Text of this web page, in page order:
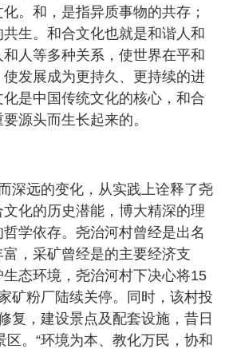
。和，是指异质事物的共存；
生。和合文化也就是和谐人和
人等多种关系，使世界在平和
发展成为更持久、更持续的进
是中国传统文化的核心，和合
源头而生长起来的。
深远的变化，从实践上诠释了尧
化的历史潜能，博大精深的理
学依存。尧治河村曾经是出名
，采矿曾经是的主要经济支
态环境，尧治河村下决心将15
矿粉厂陆续关停。同时，该村投
复，建设景点及配套设施，昔日
区。“环境为本、教化万民，协和